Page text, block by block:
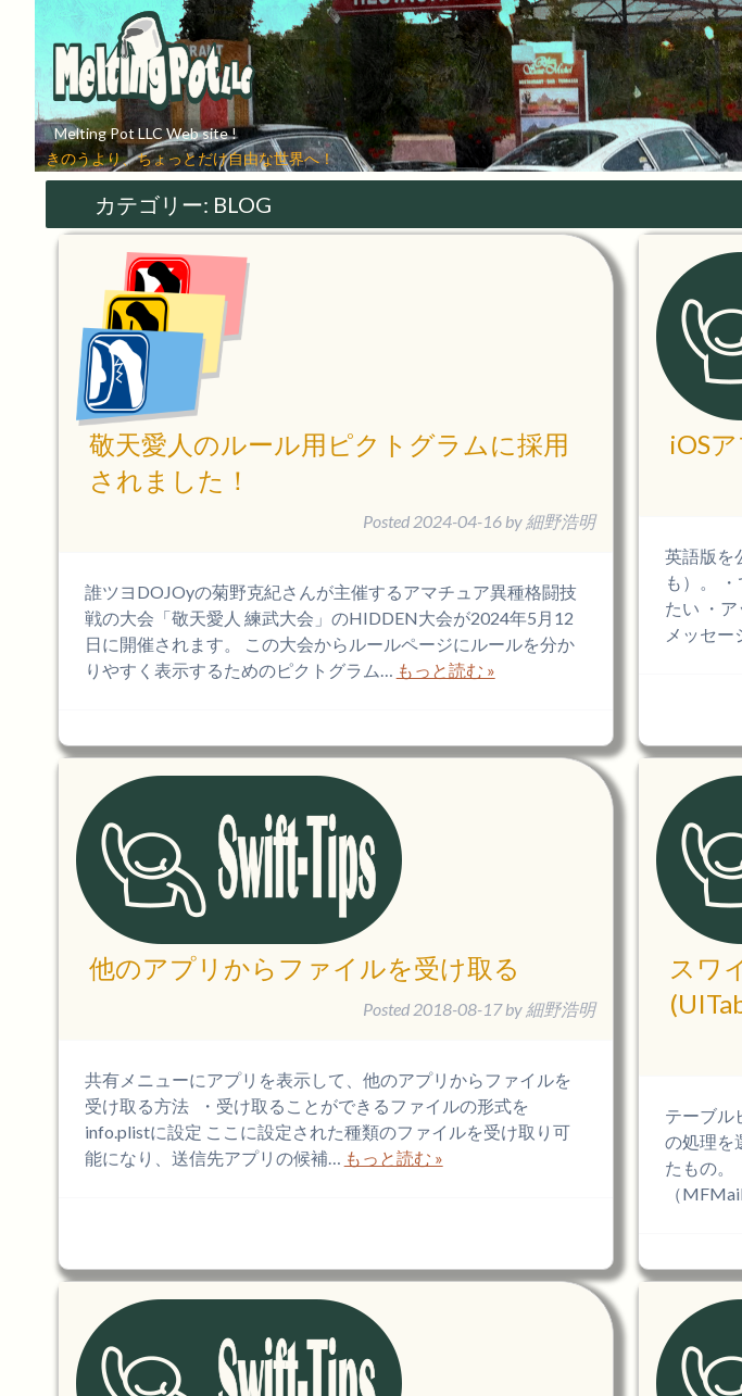
Melting Pot LLC Web site !
きのうより、ちょっとだけ自由な世界へ！
カテゴリー: BLOG
敬天愛人のルール用ピクトグラムに採用
されました！
Posted 2024-04-16 by 細野浩明
誰ツヨDOJOyの菊野克紀さんが主催するアマチュア異種格闘技
戦の大会「敬天愛人 練武大会」のHIDDEN大会が2024年5月12
日に開催されます。 この大会からルールページにルールを分か
りやすく表示するためのピクトグラム…
もっと読む »
iOS
英語版を
も）。
たい ・
メッセ
他のアプリからファイルを受け取る
Posted 2018-08-17by 細野浩明
共有メニューにアプリを表示して、他のアプリからファイルを
受け取る方法 ・受け取ることができるファイルの形式を
info.plistに設定 ここに設定された種類のファイルを受け取り可
能になり、送信先アプリの候補…
もっと読む »
スワ
テーブル
の処理を
たもの。
（